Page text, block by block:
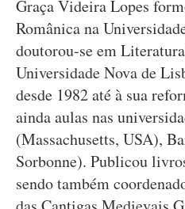
Graça Videira Lopes
Românica na
doutorou-se em
Universidade Nova de
desde 1982 até à sua
ainda aulas nas
(Massachusetts, USA),
Sorbonne). Publicou
sendo também